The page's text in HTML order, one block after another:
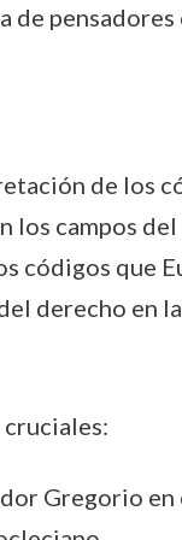
de los
los campos
códigos que
derecho en
Gregorio